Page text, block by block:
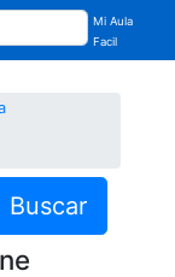
Mi Aula
Facil
Buscar